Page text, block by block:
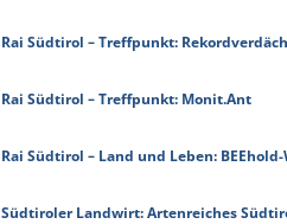
Rai Südtirol – Treffpunkt:
Rai Südtirol – Treffpunkt: Monit.Ant
Rai Südtirol – Land und Leben:
Südtiroler Landwirt: Artenreiches